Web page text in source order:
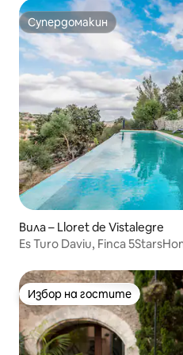
Супердомакин
Супердомакин
Вила – Lloret de Vistalegre
Es Turo Daviu, Finca
Избор на гостите
Избор на гостите